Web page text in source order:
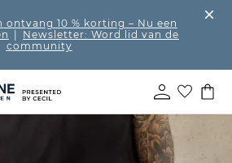
ontvang 10 % korting – Nu een
Newsletter: Word lid van de
community